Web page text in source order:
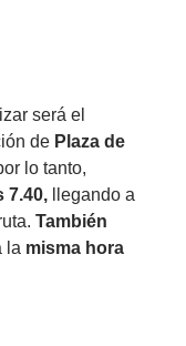
será el
de Plaza de
lo tanto,
7.40, llegando a
También
la misma hora